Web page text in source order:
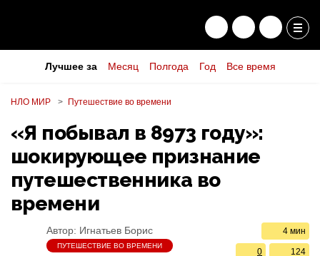
Лучшее за Месяц Полгода Год Все время
НЛО МИР Путешествие во времени
«Я побывал в 8973 году»:
шокирующее признание
путешественника во
времени
Автор: Игнатьев Борис
ПУТЕШЕСТВИЕ ВО ВРЕМЕНИ
4 мин
124
0